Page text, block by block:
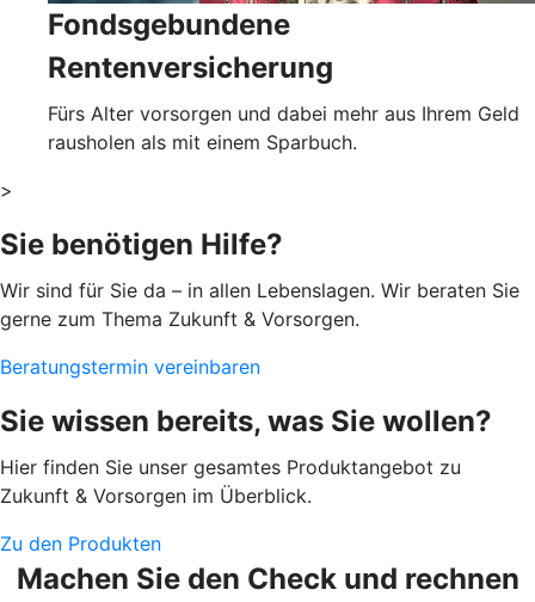
Fondsgebundene
Rentenversicherung
Fürs Alter vorsorgen und dabei mehr aus Ihrem Geld
rausholen als mit einem Sparbuch.
>
Sie benötigen Hilfe?
Wir sind für Sie da – in allen Lebenslagen. Wir beraten Sie
gerne zum Thema Zukunft & Vorsorgen.
Beratungstermin vereinbaren
Sie wissen bereits, was Sie wollen?
Hier finden Sie unser gesamtes Produktangebot zu
Zukunft & Vorsorgen im Überblick.
Zu den Produkten
Machen Sie den Check und rechnen